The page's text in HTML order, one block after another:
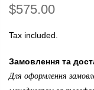
$575.00
Tax included.
Замовлення та
Для оформлення